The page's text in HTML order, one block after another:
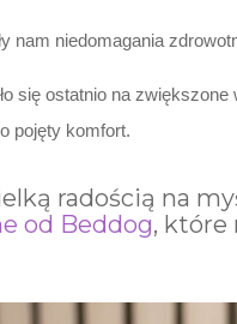
nam niedomagania
się ostatnio na
pojęty komfort.
radością na
od Beddog, które